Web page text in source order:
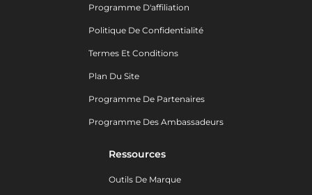
Programme D'affiliation
Politique De Confidentialité
Termes Et Conditions
Plan Du Site
Programme De Partenaires
Programme Des Ambassadeurs
Ressources
Outils De Marque